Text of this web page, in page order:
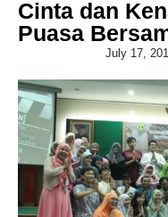
Cinta dan
Puasa
July 17,